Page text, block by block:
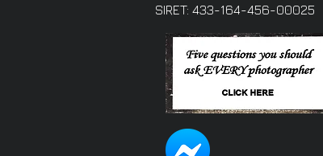
SIRET: 433-164-456-00025